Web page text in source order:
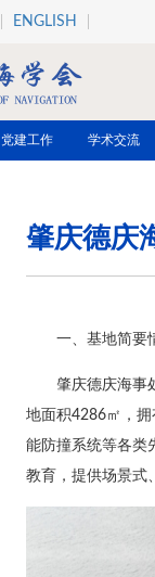
ENGLISH
党建工作 学术交流
肇庆德庆
一、基地简要
肇庆德庆海事
地面积4286㎡，
能防撞系统等各类
教育，提供场景式